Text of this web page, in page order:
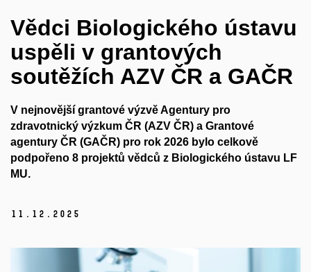
Vědci Biologického ústavu
uspěli v grantových
soutěžích AZV ČR a GAČR
V nejnovější grantové výzvě Agentury pro
zdravotnický výzkum ČR (AZV ČR) a Grantové
agentury ČR (GAČR) pro rok 2026 bylo celkově
podpořeno 8 projektů vědců z Biologického ústavu LF
MU.
11. 12. 2025